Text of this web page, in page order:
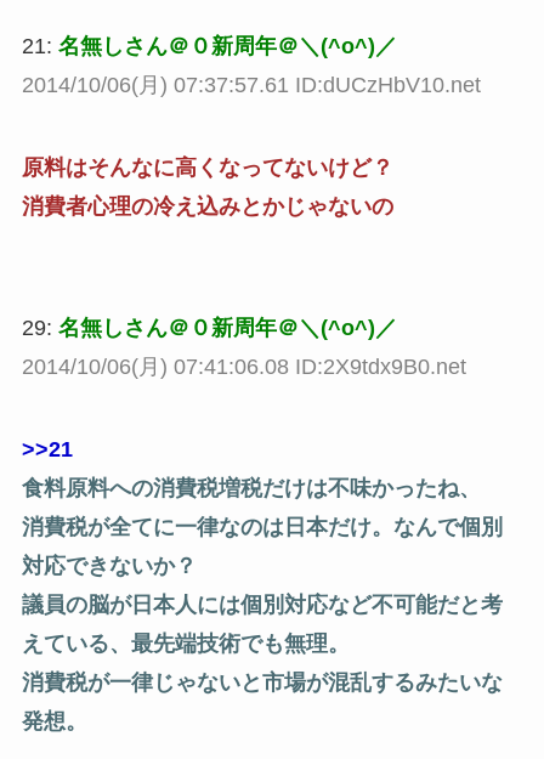
21: 名無しさん＠０新周年＠＼(^o^)／
2014/10/06(月) 07:37:57.61 ID:dUCzHbV10.net
原料はそんなに高くなってないけど？
消費者心理の冷え込みとかじゃないの
29: 名無しさん＠０新周年＠＼(^o^)／
2014/10/06(月) 07:41:06.08 ID:2X9tdx9B0.net
>>21
食料原料への消費税増税だけは不味かったね、
消費税が全てに一律なのは日本だけ。なんで個別
対応できないか？
議員の脳が日本人には個別対応など不可能だと考
えている、最先端技術でも無理。
消費税が一律じゃないと市場が混乱するみたいな
発想。